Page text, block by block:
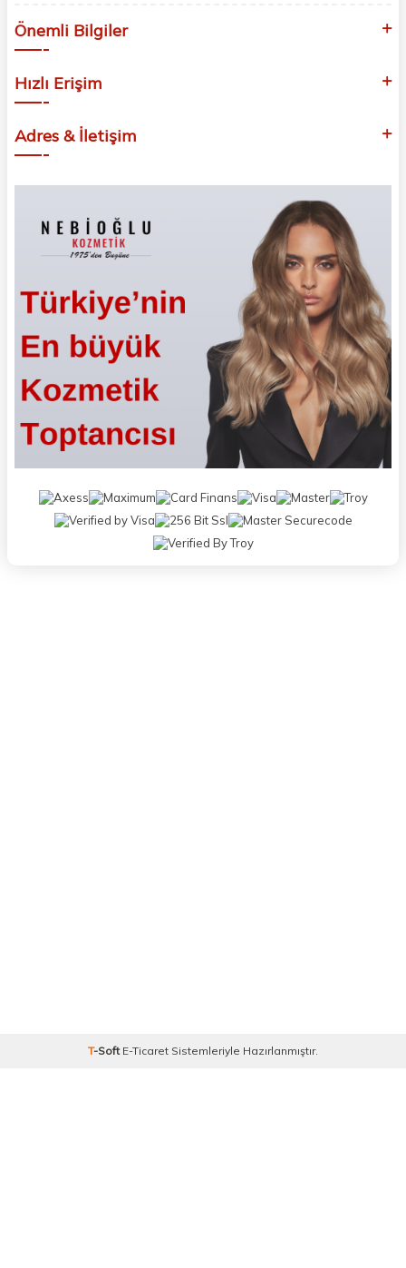
Önemli Bilgiler
Hızlı Erişim
Adres & İletişim
T-Soft E-Ticaret Sistemleriyle Hazırlanmıştır.